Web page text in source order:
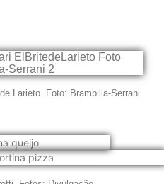
Larieto. Foto: Brambilla-Serrani